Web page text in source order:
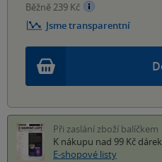
Běžně 239 Kč
Jsme transparentní
Při zaslání zboží balíčkem
K nákupu nad 99 Kč
E-shopové listy